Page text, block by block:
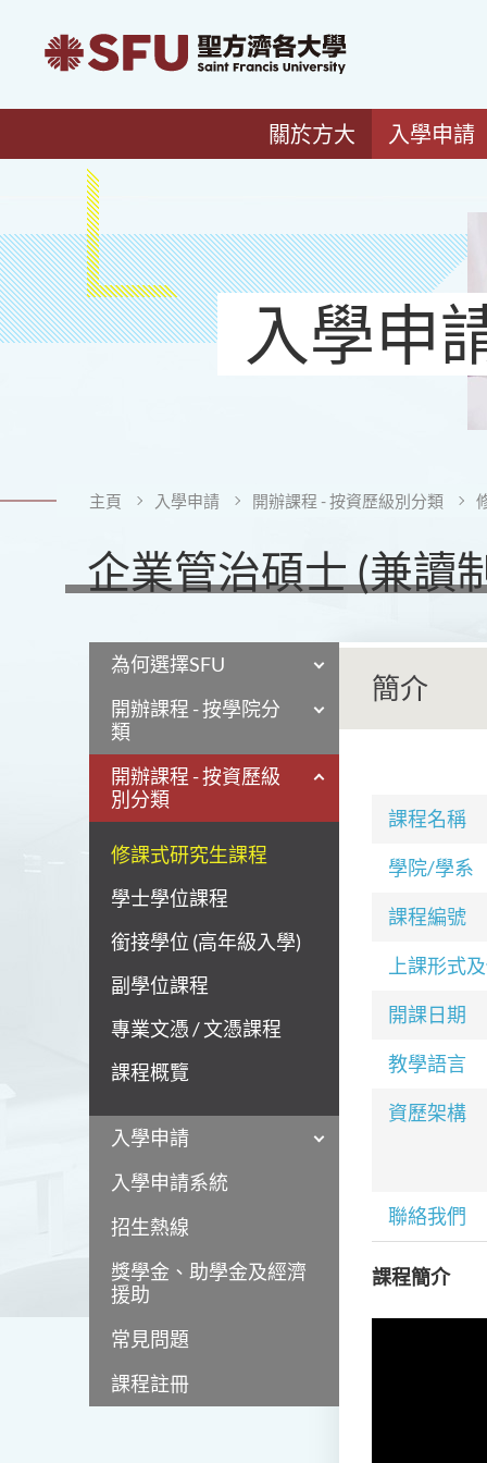
關於方大 入學申請
入學申
主頁 入學申請 開辦課程 - 按資歷級別分類
企業管治碩士 (兼讀
為何選擇SFU
開辦課程 - 按學院分
類
開辦課程 - 按資歷級
別分類
修課式研究生課程
學士學位課程
銜接學位 (高年級入學)
副學位課程
專業文憑 / 文憑課程
課程概覽
入學申請
入學申請系統
招生熱線
獎學金、助學金及經濟
援助
常見問題
課程註冊
簡介
課程名稱
學院/學系
課程編號
上課形式
開課日期
教學語言
資歷架構
聯絡我們
課程簡介